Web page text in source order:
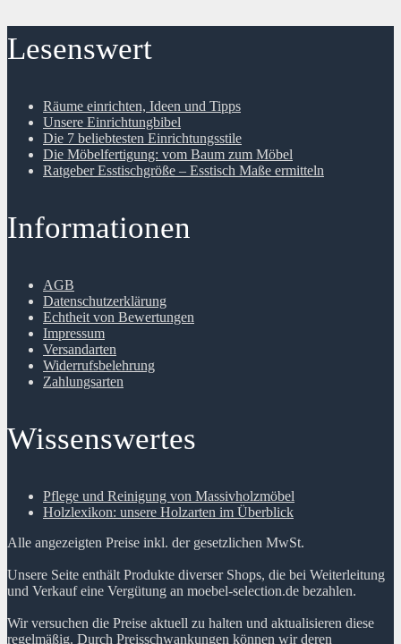
Lesenswert
Räume einrichten, Ideen und Tipps
Unsere Einrichtungbibel
Die 7 beliebtesten Einrichtungsstile
Die Möbelfertigung: vom Baum zum Möbel
Ratgeber Esstischgröße – Esstisch Maße ermitteln
Informationen
AGB
Datenschutzerklärung
Echtheit von Bewertungen
Impressum
Versandarten
Widerrufsbelehrung
Zahlungsarten
Wissenswertes
Pflege und Reinigung von Massivholzmöbel
Holzlexikon: unsere Holzarten im Überblick
Alle angezeigten Preise inkl. der gesetzlichen MwSt.
Unsere Seite enthält Produkte diverser Shops, die bei Weiterleitung
und Verkauf eine Vergütung an moebel-selection.de bezahlen.
Wir versuchen die Preise aktuell zu halten und aktualisieren diese
regelmäßig. Durch Preisschwankungen können wir deren